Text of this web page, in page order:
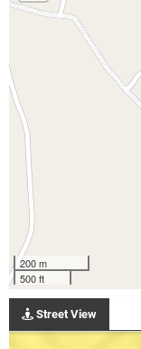
200 m
500 ft
Street View